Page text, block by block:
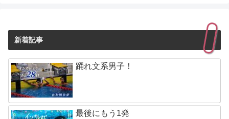
新着記事
踊れ文系男子！
最後にもう1発